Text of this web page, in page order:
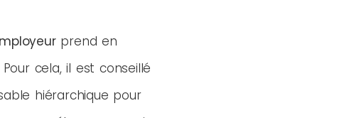
prend en
cela, il est conseillé
hiérarchique pour